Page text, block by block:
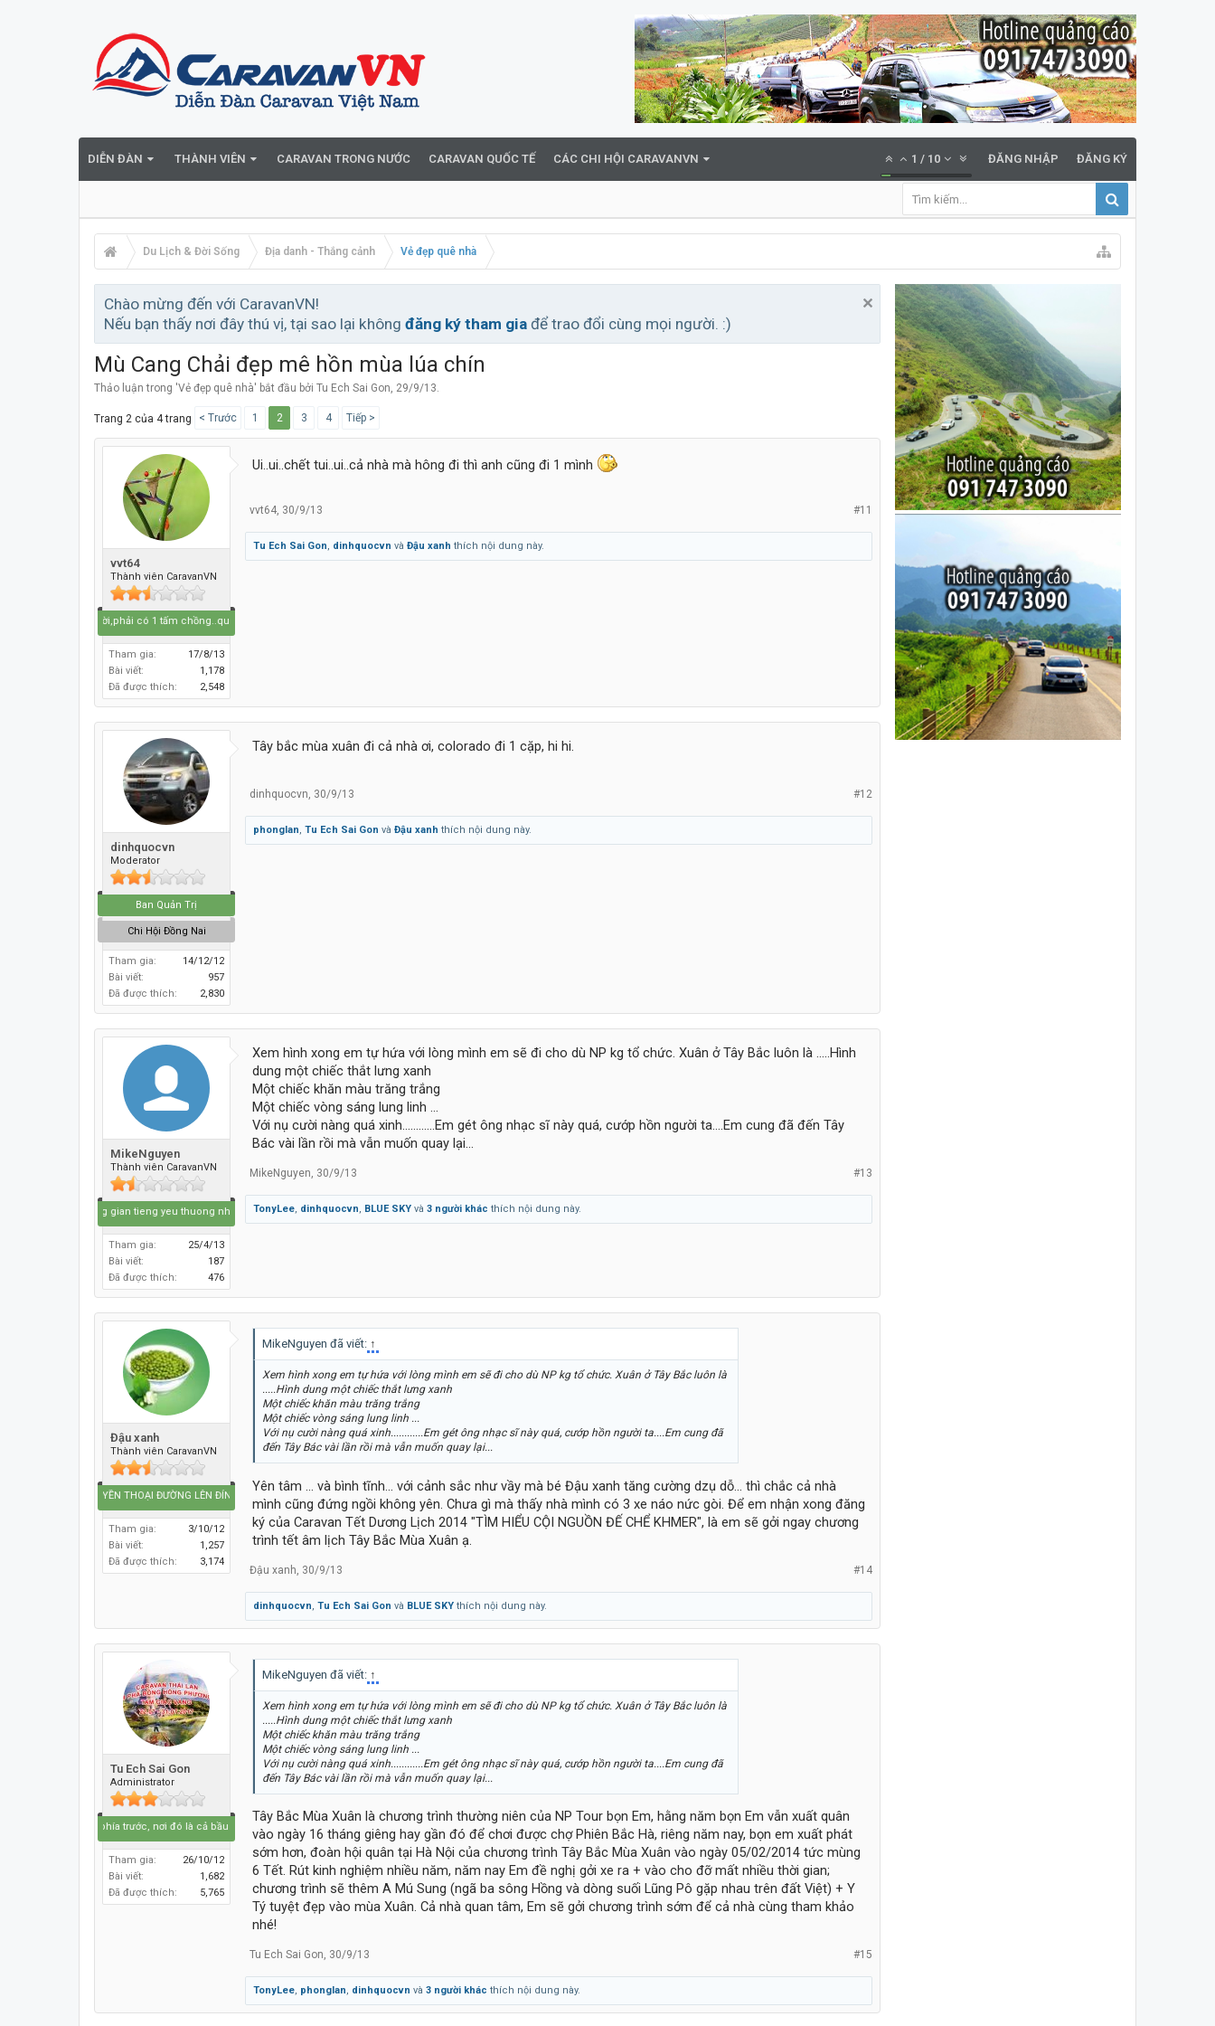
DIỄN ĐÀN THÀNH VIÊN CARAVAN TRONG NƯỚC CARAVAN QUỐC TẾ CÁC CHI HỘI CARAVANVN 1 / 10 ĐĂNG NHẬP ĐĂNG KÝ
Du Lịch & Đời Sống Địa danh - Thắng cảnh Vẻ đẹp quê nhà
Chào mừng đến với CaravanVN!
Nếu bạn thấy nơi đây thú vị, tại sao lại không đăng ký tham gia để trao đổi cùng mọi người. :)
Mù Cang Chải đẹp mê hồn mùa lúa chín
Thảo luận trong 'Vẻ đẹp quê nhà' bắt đầu bởi Tu Ech Sai Gon, 29/9/13.
Trang 2 của 4 trang < Trước 1 2 3 4 Tiếp >
vvt64
Thành viên CaravanVN
sống trên đời,phải có 1 tấm chồng..quên..1 tấm lòng.,để làm gì ..em biết không..
Tham gia:
17/8/13
Bài viết:
1,178
Đã được thích:
2,548
Ui..ui..chết tui..ui..cả nhà mà hông đi thì anh cũng đi 1 mình
#11
vvt64, 30/9/13
Tu Ech Sai Gon, dinhquocvn và Đậu xanh thích nội dung này.
dinhquocvn
Moderator
Ban Quản Trị
Chi Hội Đồng Nai
Tham gia:
14/12/12
Bài viết:
957
Đã được thích:
2,830
Tây bắc mùa xuân đi cả nhà ơi, colorado đi 1 cặp, hi hi.
#12
dinhquocvn, 30/9/13
phonglan, Tu Ech Sai Gon và Đậu xanh thích nội dung này.
MikeNguyen
Thành viên CaravanVN
Nghe khong gian tieng yeu thuong nhieu
Tham gia:
25/4/13
Bài viết:
187
Đã được thích:
476
Xem hình xong em tự hứa với lòng mình em sẽ đi cho dù NP kg tổ chức. Xuân ở Tây Bắc luôn là .....Hình
dung một chiếc thắt lưng xanh
Một chiếc khăn màu trăng trắng
Một chiếc vòng sáng lung linh ...
Với nụ cười nàng quá xinh............Em gét ông nhạc sĩ này quá, cướp hồn người ta....Em cung đã đến Tây
Bác vài lần rồi mà vẫn muốn quay lại...
#13
MikeNguyen, 30/9/13
TonyLee, dinhquocvn, BLUE SKY và 3 người khác thích nội dung này.
Đậu xanh
Thành viên CaravanVN
Caravan HUYỀN THOẠI ĐƯỜNG LÊN ĐỈNH THẾ GIỚI
Tham gia:
3/10/12
Bài viết:
1,257
Đã được thích:
3,174
MikeNguyen đã viết: ↑
Xem hình xong em tự hứa với lòng mình em sẽ đi cho dù NP kg tổ chức. Xuân ở Tây Bắc luôn là
.....Hình dung một chiếc thắt lưng xanh
Một chiếc khăn màu trăng trắng
Một chiếc vòng sáng lung linh ...
Với nụ cười nàng quá xinh............Em gét ông nhạc sĩ này quá, cướp hồn người ta....Em cung đã
đến Tây Bác vài lần rồi mà vẫn muốn quay lại...
Yên tâm ... và bình tĩnh... với cảnh sắc như vầy mà bé Đậu xanh tăng cường dzụ dỗ... thì chắc cả nhà
mình cũng đứng ngồi không yên. Chưa gì mà thấy nhà mình có 3 xe náo nức gòi. Để em nhận xong đăng
ký của Caravan Tết Dương Lịch 2014 "TÌM HIỂU CỘI NGUỒN ĐẾ CHỂ KHMER", là em sẽ gởi ngay chương
trình tết âm lịch Tây Bắc Mùa Xuân ạ.
#14
Đậu xanh 30/9/13
dinhquocvn, Tu Ech Sai Gon và BLUE SKY thích nội dung này.
Tu Ech Sai Gon
Administrator
Hãy lái lên phía trước, nơi đó là cả bầu trời xanh.....
Tham gia:
26/10/12
Bài viết:
1,682
Đã được thích:
5,765
MikeNguyen đã viết: ↑
Xem hình xong em tự hứa với lòng mình em sẽ đi cho dù NP kg tổ chức. Xuân ở Tây Bắc luôn là
.....Hình dung một chiếc thắt lưng xanh
Một chiếc khăn màu trăng trắng
Một chiếc vòng sáng lung linh ...
Với nụ cười nàng quá xinh............Em gét ông nhạc sĩ này quá, cướp hồn người ta....Em cung đã
đến Tây Bác vài lần rồi mà vẫn muốn quay lại...
Tây Bắc Mùa Xuân là chương trình thường niên của NP Tour bọn Em, hằng năm bọn Em vẫn xuất quân
vào ngày 16 tháng giêng hay gần đó để chơi được chợ Phiên Bắc Hà, riêng năm nay, bọn em xuất phát
sớm hơn, đoàn hội quân tại Hà Nội của chương trình Tây Bắc Mùa Xuân vào ngày 05/02/2014 tức mùng
6 Tết. Rút kinh nghiệm nhiều năm, năm nay Em đề nghị gởi xe ra + vào cho đỡ mất nhiều thời gian;
chương trình sẽ thêm A Mú Sung (ngã ba sông Hồng và dòng suối Lũng Pô gặp nhau trên đất Việt) + Y
Tý tuyệt đẹp vào mùa Xuân. Cả nhà quan tâm, Em sẽ gởi chương trình sớm để cả nhà cùng tham khảo
nhé!
#15
Tu Ech Sai Gon, 30/9/13
TonyLee, phonglan, dinhquocvn và 3 người khác thích nội dung này.